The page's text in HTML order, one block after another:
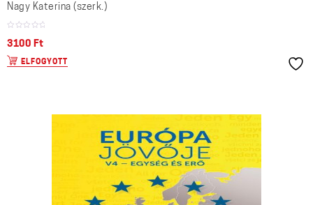
Nagy Katerina (szerk.)
3100 Ft
ELFOGYOTT